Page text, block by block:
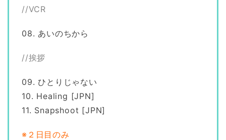
//VCR
08. あいのちから
//挨拶
09. ひとりじゃない
10. Healing [JPN]
11. Snapshoot [JPN]
※２日目のみ